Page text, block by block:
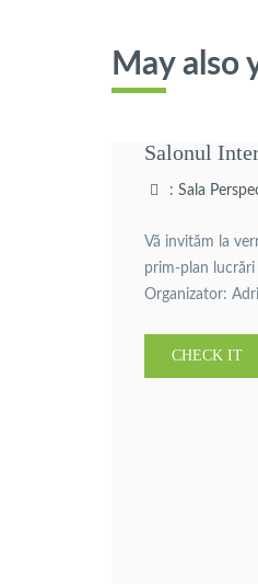
May also
Salonul
: Sala
Vă invităm la
prim-plan
Organizator:
CHECK IT